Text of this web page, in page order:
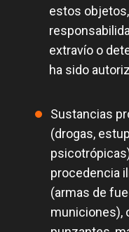
estos
extravío o
ha sido
Sustancias
(drogas,
procedencia
(armas de
municiones),